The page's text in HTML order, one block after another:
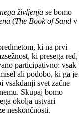
življenja se bomo
(The Book of Sand v
ki na prvi
ki presega red,
participativno: vsak
ali podobo, ki ga je
vsakdanji svet začne
Skupaj bomo
okolja ustvari
neskončnosti.